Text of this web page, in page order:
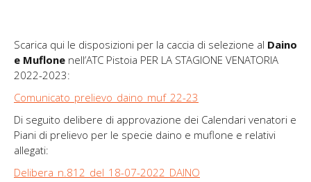
Scarica qui le disposizioni per la caccia di selezione al Daino
e Muflone nell’ATC Pistoia PER LA STAGIONE VENATORIA
2022-2023:
Comunicato_prelievo_daino_muf_22-23
Di seguito delibere di approvazione dei Calendari venatori e
Piani di prelievo per le specie daino e muflone e relativi
allegati:
Delibera_n.812_del_18-07-2022_DAINO